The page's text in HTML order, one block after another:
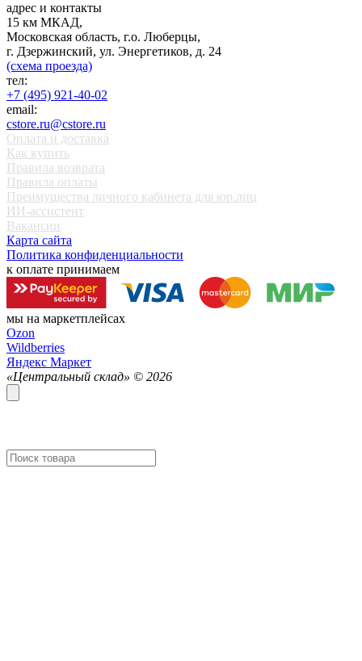
адрес и контакты
15 км МКАД,
Московская область, г.о. Люберцы,
г. Дзержинский, ул. Энергетиков, д. 24
(схема проезда)
тел:
+7 (495) 921-40-02
email:
cstore.ru@cstore.ru
Оплата и доставка
Как купить
Правила возврата
Правила оплаты
Преимущества личного кабинета для юр.лиц
ИИ-ассистент
Вакансии
Карта сайта
Политика конфиденциальности
к оплате принимаем
мы на маркетплейсах
Ozon
Wildberries
Яндекс Маркет
«Центральный склад» © 2026